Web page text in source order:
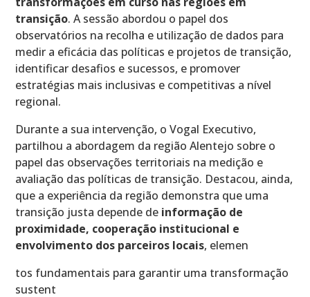
transição. A sessão abordou o papel dos
observatórios na recolha e utilização de dados para
medir a eficácia das políticas e projetos de transição,
identificar desafios e sucessos, e promover
estratégias mais inclusivas e competitivas a nível
regional.
Durante a sua intervenção, o Vogal Executivo,
partilhou a abordagem da região Alentejo sobre o
papel das observações territoriais na medição e
avaliação das políticas de transição. Destacou, ainda,
que a experiência da região demonstra que uma
transição justa depende de informação de
proximidade, cooperação institucional e
envolvimento dos parceiros locais, elemen
tos fundamentais para garantir uma transformação
sustent